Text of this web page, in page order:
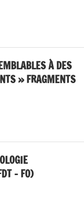
À DES
» FRAGMENTS
– FO)